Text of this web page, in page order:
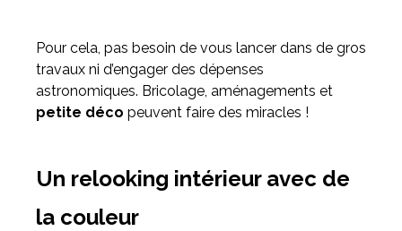
Pour cela, pas besoin de vous lancer dans de gros
travaux ni d’engager des dépenses
astronomiques. Bricolage, aménagements et
petite déco peuvent faire des miracles !
Un relooking intérieur avec de
la couleur